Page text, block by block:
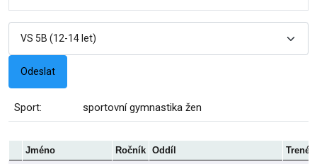
Sport: sportovní gymnastika žen
Jméno Ročník Oddíl
Trenér